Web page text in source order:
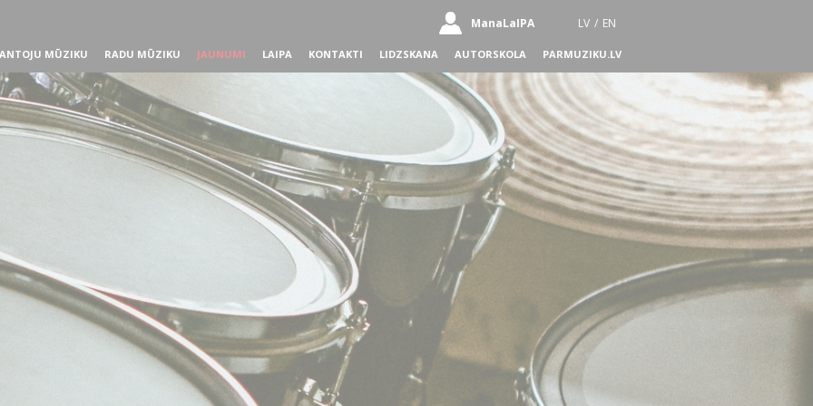
ManaLaIPA LV / EN
MŪZIKU RADU MŪZIKU JAUNUMI LAIPA KONTAKTI LIDZSKANA AUTORSKOLA PARMUZIKU.LV